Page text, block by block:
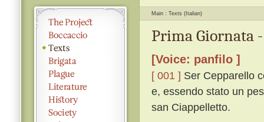
Main Texts (Italian)
Prima Giornata
[Voice: panfilo ]
[ 001 ] Ser Cepparello
e, essendo stato un
san Ciappelletto.